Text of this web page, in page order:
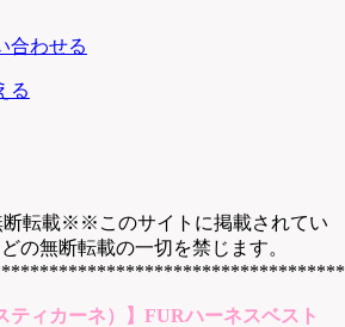
合わせる
る
転載※※このサイトに掲載されてい
の無断転載の一切を禁じます。
ティカーネ）】FURハーネスベスト